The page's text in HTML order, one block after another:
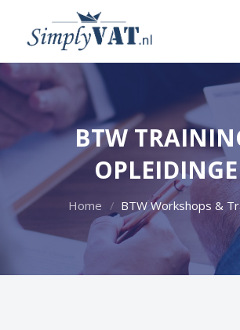
BTW
Home BTW Workshops &